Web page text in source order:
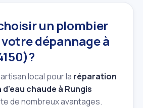
un plombier
dépannage à
local pour la réparation
chaude à Rungis
de nombreux avantages.